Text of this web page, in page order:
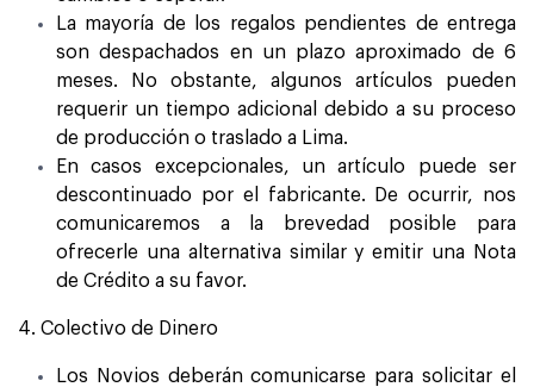
La mayoría de los regalos pendientes de entrega
son despachados en un plazo aproximado de 6
meses. No obstante, algunos artículos pueden
requerir un tiempo adicional debido a su proceso
de producción o traslado a Lima.
En casos excepcionales, un artículo puede ser
descontinuado por el fabricante. De ocurrir, nos
comunicaremos a la brevedad posible para
ofrecerle una alternativa similar y emitir una Nota
de Crédito a su favor.
4. Colectivo de Dinero
Los Novios deberán comunicarse para solicitar el